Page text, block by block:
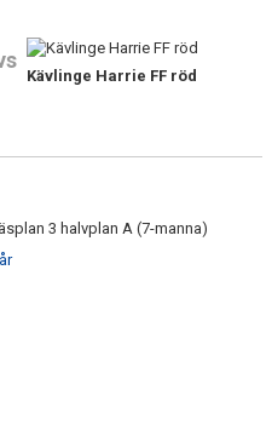
Kävlinge Harrie FF röd
3 halvplan A (7-manna)